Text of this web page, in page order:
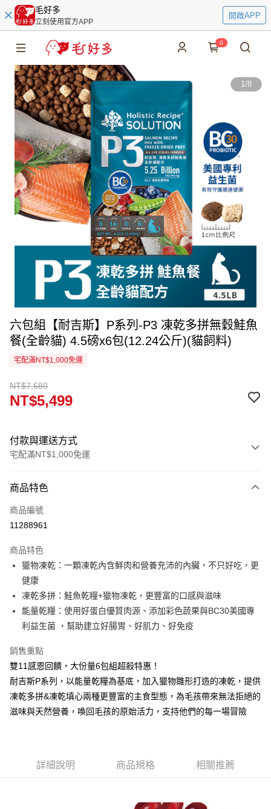
毛好多
立刻使用官方APP
開啟APP
0
1/8
六包組【耐吉斯】P系列-P3 凍乾多拼無穀鮭魚
餐(全齡貓) 4.5磅x6包(12.24公斤)(貓飼料)
宅配滿NT$1,000免運
NT$7,680
NT$5,499
付款與運送方式
宅配滿NT$1,000免運
信用卡一次付款
信用卡分期付款
合作金庫商業銀行
華南商業銀行
彰化商業銀行
上海商業儲蓄銀行
國泰世華商業銀行
兆豐國際商業銀行
臺灣中小企業銀行
台中商業銀行
匯豐（台灣）商業銀行
華泰商業銀行
聯邦商業銀行
遠東國際商業銀行
元大商業銀行
台新國際商業銀行
中國信託商業銀行
台灣樂天信用卡公司
LINE Pay
Apple Pay
街口支付
悠遊付
Google Pay
全盈+PAY
大哥付你分期
相關說明
成交易。
【關於「AFTEE先享後付」】
AFTEE先享後付是「在收到商品之後才付款」的支付方式。 讓您購物簡單
２．便利：只要手機號碼，簡訊認證，即可結帳。
ATM付款
商品特色
商品編號
11288961
商品特色
獵物凍乾：一顆凍乾內含鮮肉和營養充沛的內臟，不只好吃，更
健康
凍乾多拼：鮭魚乾糧+獵物凍乾，更豐富的口感與滋味
能量乾糧：使用好蛋白優質肉源、添加彩色蔬果與BC30美國專
利益生菌 ，幫助建立好腸胃、好肌力、好免疫
銷售重點
雙11感恩回饋，大份量6包組超殺特惠！
耐吉斯P系列，以能量乾糧為基底，加入獵物雛形打造的凍乾，提供
凍乾多拼&凍乾填心兩種更豐富的主食型態，為毛孩帶來無法拒絕的
滋味與天然營養，喚回毛孩的原始活力，支持他們的每一場冒險
詳細說明 商品規格 相關推薦